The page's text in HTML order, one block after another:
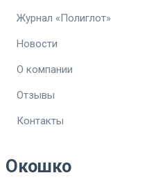
Журнал «Полиглот»
Новости
О компании
Отзывы
Контакты
Окошко